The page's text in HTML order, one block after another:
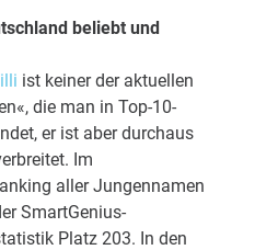
beliebt und
ist keiner der aktuellen
die man in Top-10-
er ist aber durchaus
Im
aller Jungennamen
SmartGenius-
Platz 203. In den